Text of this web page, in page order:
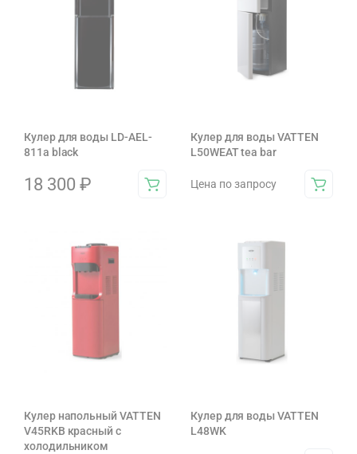
Кулер для воды LD-AEL-
811a black
18 300 ₽
Кулер для воды VATTEN
L50WEAT tea bar
Цена по запросу
Кулер напольный VATTEN
V45RKB красный с
холодильником
Кулер для воды VATTEN
L48WK